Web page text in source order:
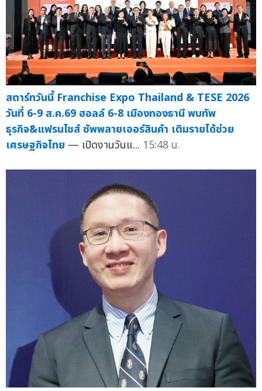
สตาร์ทวันนี้ Franchise Expo Thailand & TESE 2026
วันที่ 6-9 ส.ค.69 ฮอลล์ 6-8 เมืองทองธานี พบทัพ
ธุรกิจ&แฟรนไชส์ ซัพพลายเออร์สินค้า เติมรายได้ช่วย
เศรษฐกิจไทย — เปิดงานวันแ... 15:48 น.